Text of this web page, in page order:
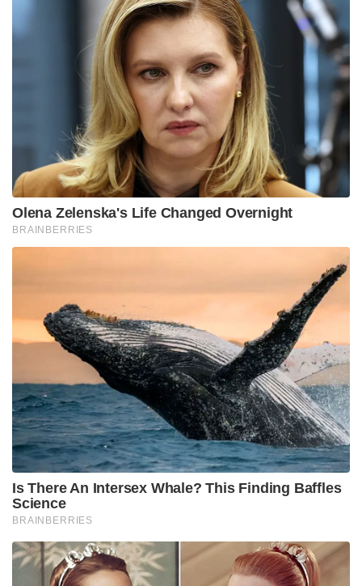
Olena Zelenska's Life Changed Overnight
BRAINBERRIES
Is There An Intersex Whale? This Finding Baffles
Science
BRAINBERRIES